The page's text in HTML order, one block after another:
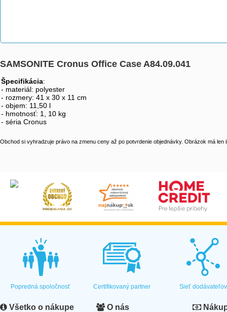
SAMSONITE Cronus Office Case A84.09.041
Špecifikácia:
- materiál: polyester
- rozmery: 41 x 30 x 11 cm
- objem: 11,50 l
- hmotnosť: 1, 10 kg
- séria Cronus
Obchod si vyhradzuje právo na zmenu ceny až po potvrdenie objednávky. Obrázok má len
Popredná spoločnosť Certifikovaný partner Sieť dodávateľov
Všetko o nákupe O nás